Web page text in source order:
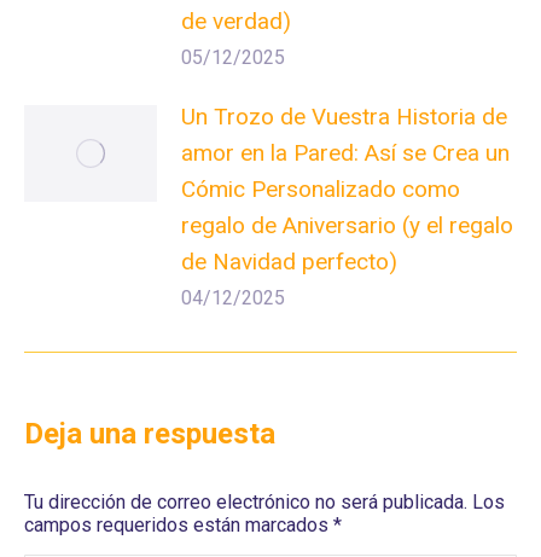
de verdad)
05/12/2025
Un Trozo de Vuestra Historia de
amor en la Pared: Así se Crea un
Cómic Personalizado como
regalo de Aniversario (y el regalo
de Navidad perfecto)
04/12/2025
Deja una respuesta
Tu dirección de correo electrónico no será publicada. Los
campos requeridos están marcados *